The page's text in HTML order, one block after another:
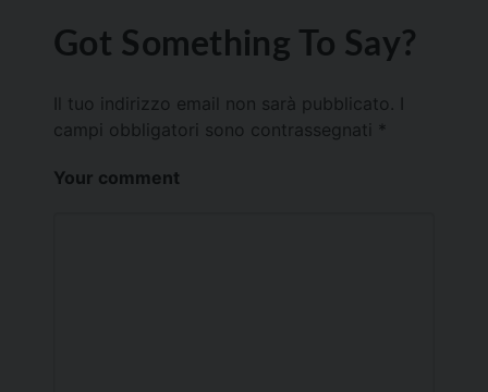
Got Something To Say?
Il tuo indirizzo email non sarà pubblicato.
campi obbligatori sono contrassegnati *
Your comment